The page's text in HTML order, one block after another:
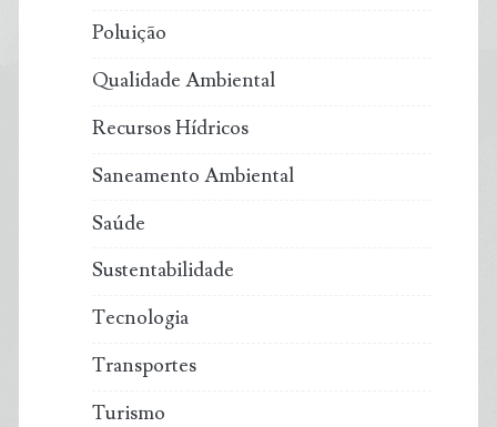
Poluição
Qualidade Ambiental
Recursos Hídricos
Saneamento Ambiental
Saúde
Sustentabilidade
Tecnologia
Transportes
Turismo